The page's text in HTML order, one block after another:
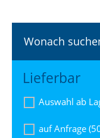
Wonach
Lieferbar
Auswahl ab
auf Anfrage